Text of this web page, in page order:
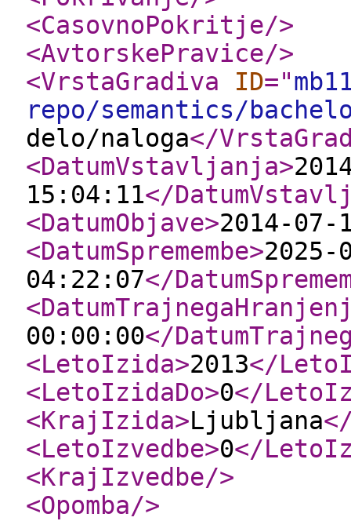
<CasovnoPokritje/>
<AvtorskePravice/>
<VrstaGradiva
ID="
repo/semantics/
delo/naloga</
<DatumVstavljanja>
15:04:11</
<DatumObjave>2014-07-
<DatumSpremembe>2025-
04:22:07</
00:00:00</
<LetoIzida>2013</
<LetoIzidaDo>0</
<KrajIzida>Ljubljana
<LetoIzvedbe>0</
<KrajIzvedbe/>
<Opomba/>